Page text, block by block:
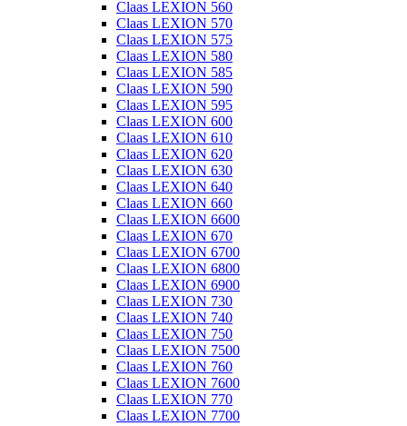
Claas LEXION 560
Claas LEXION 570
Claas LEXION 575
Claas LEXION 580
Claas LEXION 585
Claas LEXION 590
Claas LEXION 595
Claas LEXION 600
Claas LEXION 610
Claas LEXION 620
Claas LEXION 630
Claas LEXION 640
Claas LEXION 660
Claas LEXION 6600
Claas LEXION 670
Claas LEXION 6700
Claas LEXION 6800
Claas LEXION 6900
Claas LEXION 730
Claas LEXION 740
Claas LEXION 750
Claas LEXION 7500
Claas LEXION 760
Claas LEXION 7600
Claas LEXION 770
Claas LEXION 7700